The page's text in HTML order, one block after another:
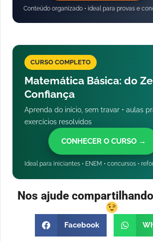
Conteúdo organizado • ideal para provas e
CURSO COMPLETO
Matemática Básica: do
Confiança
Aprenda do início, sem travar • aulas
exercícios resolvidos
CONHECER O CURSO →
Ideal para iniciantes • ENEM • concursos •
Nos ajude
Facebook